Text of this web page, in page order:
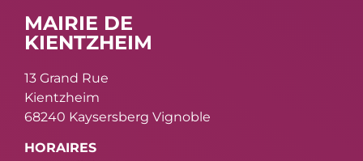
MAIRIE DE
KIENTZHEIM
13 Grand Rue
Kientzheim
68240 Kaysersberg Vignoble
HORAIRES